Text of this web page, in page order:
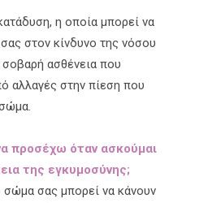
η οποία μπορεί να
στον κίνδυνο της νόσου
ασθένεια που
αλλαγές στην πίεση που
προσέχω όταν ασκούμαι
της εγκυμοσύνης;
σώμα σας μπορεί να κάνουν